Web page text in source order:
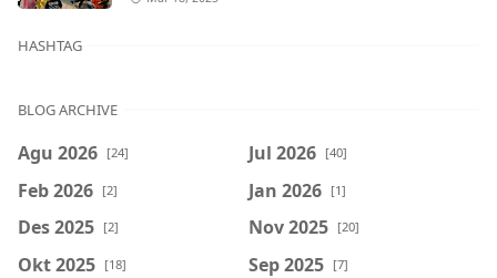
HASHTAG
BLOG ARCHIVE
Agu 2026 [24] Jul 2026 [40]
Feb 2026 [2] Jan 2026 [1]
Des 2025 [2] Nov 2025 [20]
Okt 2025 [18] Sep 2025 [7]